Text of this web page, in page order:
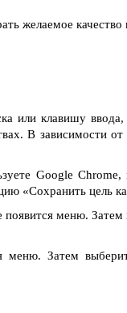
желаемое качество
или клавишу ввода,
В зависимости от
Google Chrome,
«Сохранить цель
появится меню. Затем
меню. Затем